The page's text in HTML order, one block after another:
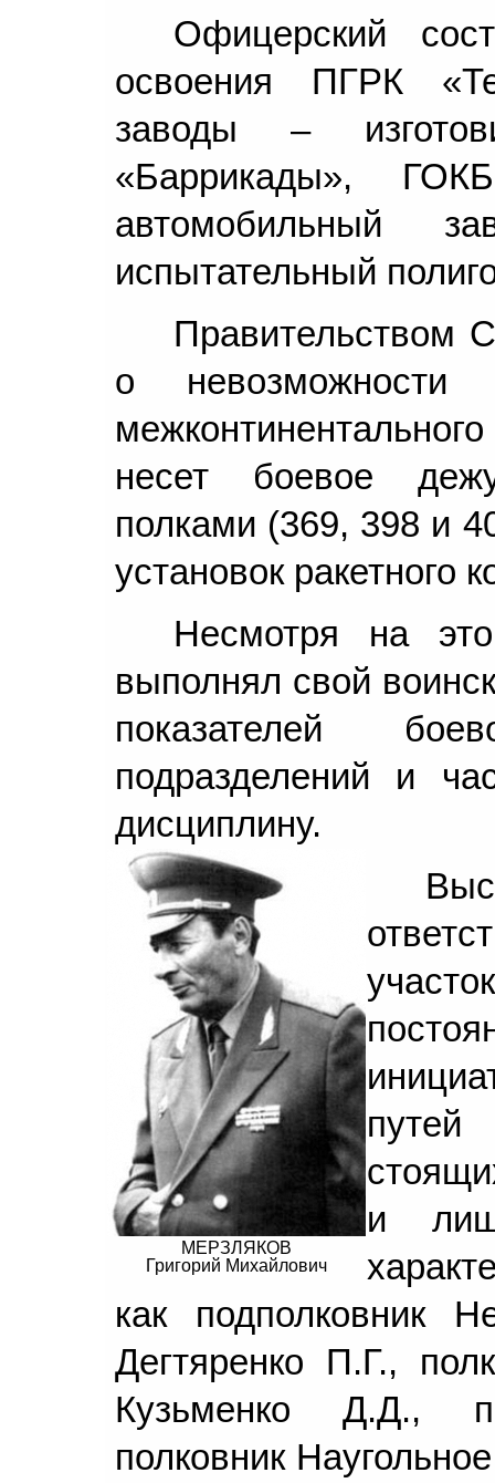
Офицерский
освоения ПГРК
заводы –
«Баррикады»,
автомобильный
испытательный
Правительством
о
несет боевое
полками (369, 398 и
установок ракетного
Несмотря на
выполнял свой
показателей
подразделений и
дисциплину.
МЕРЗЛЯКОВ
Григорий Михайлович
и
как подполковник
Дегтяренко П.Г.,
Кузьменко Д.Д.,
полковник